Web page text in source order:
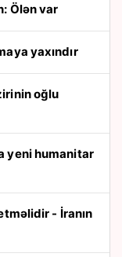
Ölən var
yaxındır